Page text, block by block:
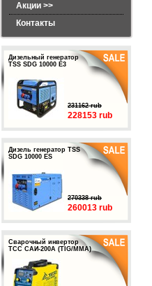
Акции >>
Контакты
Дизельный генератор
TSS SDG 10000 E3
231162 rub
228153 rub
Дизель генератор TSS
SDG 10000 ES
270338 rub
260013 rub
Сварочный инвертор
ТСС САИ-200А (TIG/MMA)